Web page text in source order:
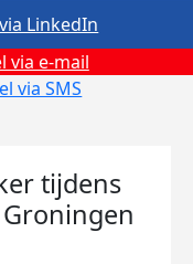
via e-mail
via SMS
LinkedIn
tijdens